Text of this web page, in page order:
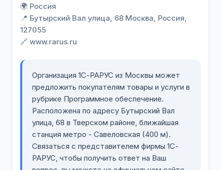
🌍 Россия
📍 Бутырский Вал улица, 68 Москва, Россия,
127055
🔗 www.rarus.ru
Организация 1С-РАРУС из Москвы может
предложить покупателям товары и услуги в
рубрике Программное обеспечение.
Расположена по адресу Бутырский Вал
улица, 68 в Тверском районе, ближайшая
станция метро - Савеловская (400 м).
Связаться с представителем фирмы 1С-
РАРУС, чтобы получить ответ на Ваш